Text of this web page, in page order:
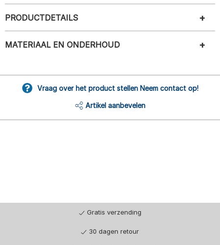
PRODUCTDETAILS
MATERIAAL EN ONDERHOUD
Vraag over het product stellen Neem contact op!
Artikel aanbevelen
Gratis verzending
30 dagen retour